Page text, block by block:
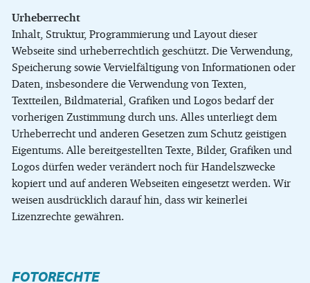
Urheberrecht
Inhalt, Struktur, Programmierung und Layout dieser
Webseite sind urheberrechtlich geschützt. Die Verwendung,
Speicherung sowie Vervielfältigung von Informationen oder
Daten, insbesondere die Verwendung von Texten,
Textteilen, Bildmaterial, Grafiken und Logos bedarf der
vorherigen Zustimmung durch uns. Alles unterliegt dem
Urheberrecht und anderen Gesetzen zum Schutz geistigen
Eigentums. Alle bereitgestellten Texte, Bilder, Grafiken und
Logos dürfen weder verändert noch für Handelszwecke
kopiert und auf anderen Webseiten eingesetzt werden. Wir
weisen ausdrücklich darauf hin, dass wir keinerlei
Lizenzrechte gewähren.
FOTORECHTE